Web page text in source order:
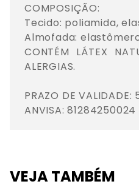
COMPOSIÇÃO:
Tecido: poliamida,
Almofada:
CONTÉM LÁTEX
ALERGIAS.
PRAZO DE VALIDADE:
ANVISA: 81284250024
VEJA TAMBÉM